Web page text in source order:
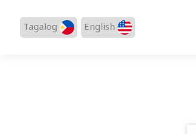
English
Tagalog